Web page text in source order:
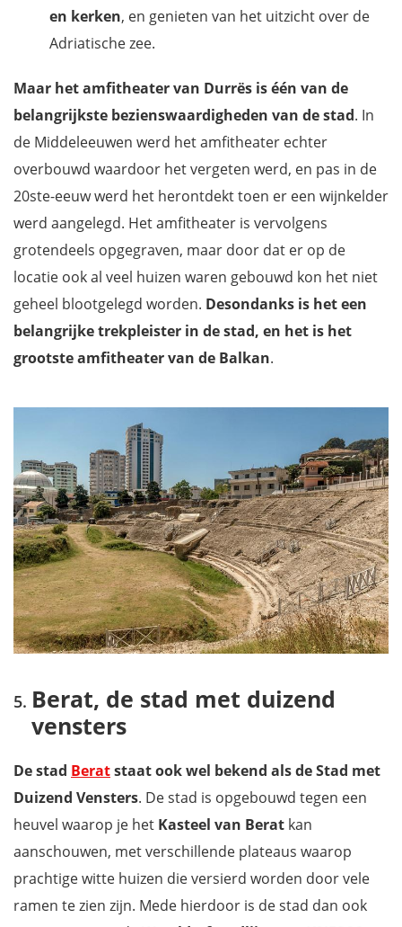
en kerken, en genieten van het uitzicht over de
Adriatische zee.
Maar het amfitheater van Durrës is één van de
belangrijkste bezienswaardigheden van de stad. In
de Middeleeuwen werd het amfitheater echter
overbouwd waardoor het vergeten werd, en pas in de
20ste-eeuw werd het herontdekt toen er een wijnkelder
werd aangelegd. Het amfitheater is vervolgens
grotendeels opgegraven, maar door dat er op de
locatie ook al veel huizen waren gebouwd kon het niet
geheel blootgelegd worden. Desondanks is het een
belangrijke trekpleister in de stad, en het is het
grootste amfitheater van de Balkan.
Berat, de stad met duizend
vensters
De stad Beratstaatook wel bekend als de Stad met
Duizend Vensters. De stad is opgebouwd tegen een
heuvel waarop je het Kasteel van Berat kan
aanschouwen, met verschillende plateaus waarop
prachtige witte huizen die versierd worden door vele
ramen te zien zijn. Mede hierdoor is de stad dan ook